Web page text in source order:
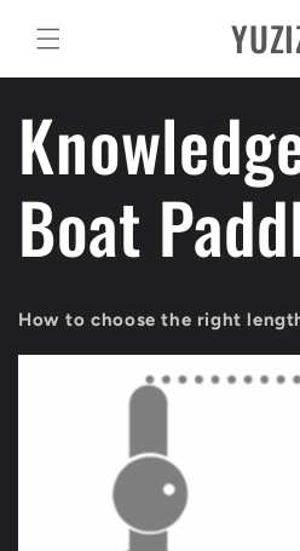
para o
conteúdo
Boat
How to choose the right